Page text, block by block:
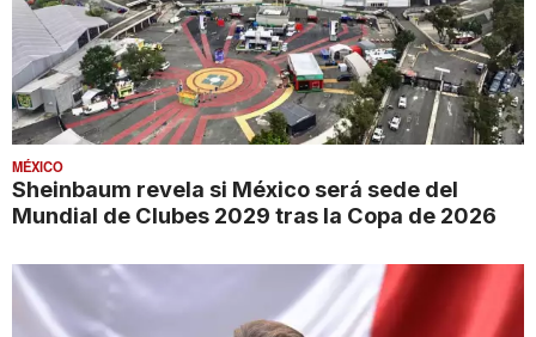
MÉXICO
Sheinbaum revela si México será sede del
Mundial de Clubes 2029 tras la Copa de 2026